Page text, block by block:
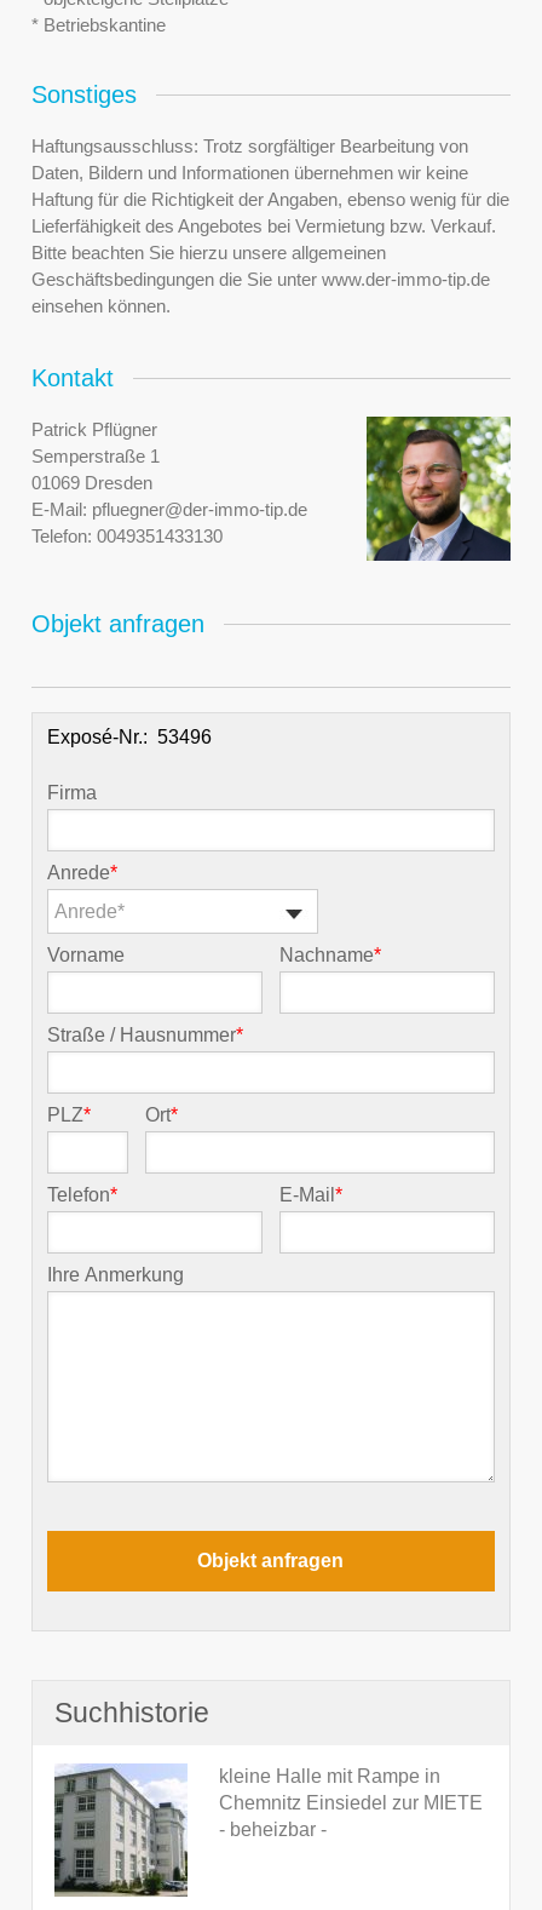
* Betriebskantine
Sonstiges
Haftungsausschluss: Trotz sorgfältiger Bearbeitung von
Daten, Bildern und Informationen übernehmen wir keine
Haftung für die Richtigkeit der Angaben, ebenso wenig für die
Lieferfähigkeit des Angebotes bei Vermietung bzw. Verkauf.
Bitte beachten Sie hierzu unsere allgemeinen
Geschäftsbedingungen die Sie unter www.der-immo-tip.de
einsehen können.
Kontakt
Patrick Pflügner
Semperstraße 1
01069 Dresden
E-Mail: pfluegner@der-immo-tip.de
Telefon: 0049351433130
Objekt anfragen
Exposé-Nr.:
Firma
Anrede*
Anrede*
Vorname Nachname*
Straße / Hausnummer*
PLZ* Ort*
Telefon* E-Mail*
Ihre Anmerkung
Suchhistorie
kleine Halle mit Rampe in
Chemnitz Einsiedel zur MIETE
- beheizbar -